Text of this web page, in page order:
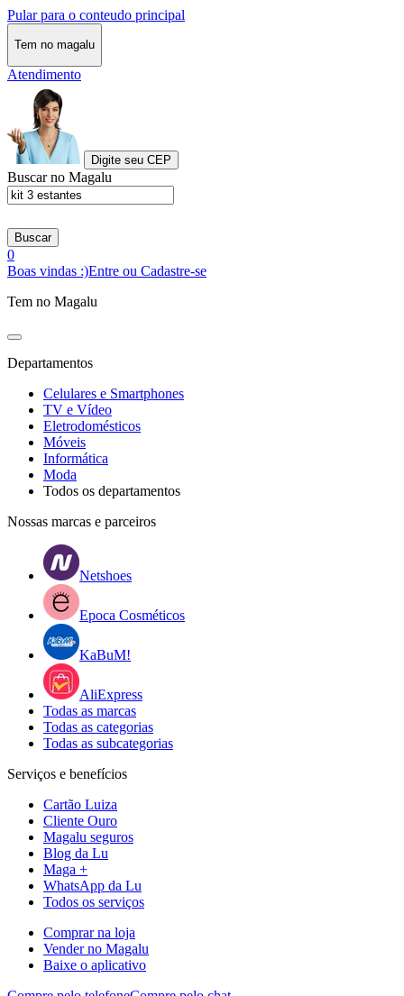
Pular para o conteudo principal
Tem no magalu
Atendimento
Digite seu CEP
Buscar no Magalu
Buscar
0
Boas vindas :)Entre ou Cadastre-se
Tem no Magalu
Departamentos
Celulares e Smartphones
TV e Vídeo
Eletrodomésticos
Móveis
Informática
Moda
Todos os departamentos
Nossas marcas e parceiros
Netshoes
Epoca Cosméticos
KaBuM!
AliExpress
Todas as marcas
Todas as categorias
Todas as subcategorias
Serviços e benefícios
Cartão Luiza
Cliente Ouro
Magalu seguros
Blog da Lu
Maga +
WhatsApp da Lu
Todos os serviços
Comprar na loja
Vender no Magalu
Baixe o aplicativo